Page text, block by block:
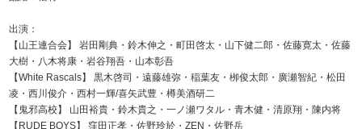
出演：
【山王連合会】 岩田剛典・鈴木伸之・町田啓太・山下健二郎・佐藤寛太・佐藤
大樹・八木将康・岩谷翔吾・山本彰吾
【White Rascals】 黒木啓司・遠藤雄弥・稲葉友・栁俊太郎・廣瀬智紀・松田
凌・西川俊介・西村一輝/喜矢武豊・樽美酒研二
【鬼邪高校】 山田裕貴・鈴木貴之・一ノ瀬ワタル・青木健・清原翔・陳内将
【RUDE BOYS】 窪田正孝・佐野玲於・ZEN・佐野岳